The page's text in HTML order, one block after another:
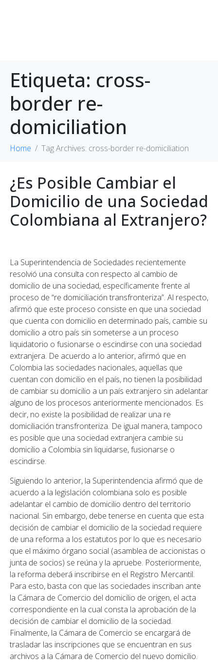
Etiqueta: cross-
border re-
domiciliation
Home Tag Archives: cross-border re-domiciliation
¿Es Posible Cambiar el
Domicilio de una Sociedad
Colombiana al Extranjero?
La Superintendencia de Sociedades recientemente
resolvió una consulta con respecto al cambio de
domicilio de una sociedad, específicamente frente al
proceso de “re domiciliación transfronteriza”. Al respecto,
afirmó que este proceso consiste en que una sociedad
que cuenta con domicilio en determinado país, cambie su
domicilio a otro país sin someterse a un proceso
liquidatorio o fusionarse o escindirse con una sociedad
extranjera. De acuerdo a lo anterior, afirmó que en
Colombia las sociedades nacionales, aquellas que
cuentan con domicilio en el país, no tienen la posibilidad
de cambiar su domicilio a un país extranjero sin adelantar
alguno de los procesos anteriormente mencionados. Es
decir, no existe la posibilidad de realizar una re
domiciliación transfronteriza. De igual manera, tampoco
es posible que una sociedad extranjera cambie su
domicilio a Colombia sin liquidarse, fusionarse o
escindirse.
Siguiendo lo anterior, la Superintendencia afirmó que de
acuerdo a la legislación colombiana solo es posible
adelantar el cambio de domicilio dentro del territorio
nacional. Sin embargo, debe tenerse en cuenta que esta
decisión de cambiar el domicilio de la sociedad requiere
de una reforma a los estatutos por lo que es necesario
que el máximo órgano social (asamblea de accionistas o
junta de socios) se reúna y la apruebe. Posteriormente,
la reforma deberá inscribirse en el Registro Mercantil.
Para esto, basta con que las sociedades inscriban ante
la Cámara de Comercio del domicilio de origen, el acta
correspondiente en la cual consta la aprobación de la
decisión de cambiar el domicilio de la sociedad.
Finalmente, la Cámara de Comercio se encargará de
trasladar las inscripciones que se encuentran en sus
archivos a la Cámara de Comercio del nuevo domicilio.